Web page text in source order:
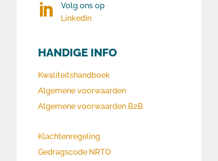

Volg ons op
LinkedIn
HANDIGE INFO
Kwaliteitshandboek
Algemene voorwaarden
Algemene voorwaarden B2B
Klachtenregeling
Gedragscode NRTO